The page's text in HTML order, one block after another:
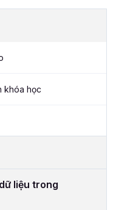
khóa học
liệu trong